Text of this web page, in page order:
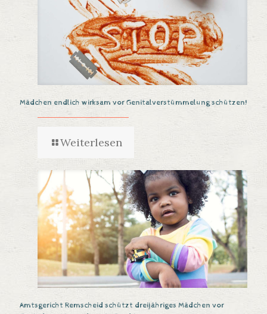
Mädchen endlich wirksam vor Genitalverstümmelung schützen!
Weiterlesen
Amtsgericht Remscheid schützt dreijähriges Mädchen vor